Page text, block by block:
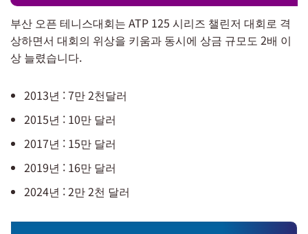
부산 오픈 테니스대회는 ATP 125 시리즈 챌린저 대회로 격
상하면서 대회의 위상을 키움과 동시에 상금 규모도 2배 이
상 늘렸습니다.
2013년 : 7만 2천달러
2015년 : 10만 달러
2017년 : 15만 달러
2019년 : 16만 달러
2024년 : 2만 2천 달러